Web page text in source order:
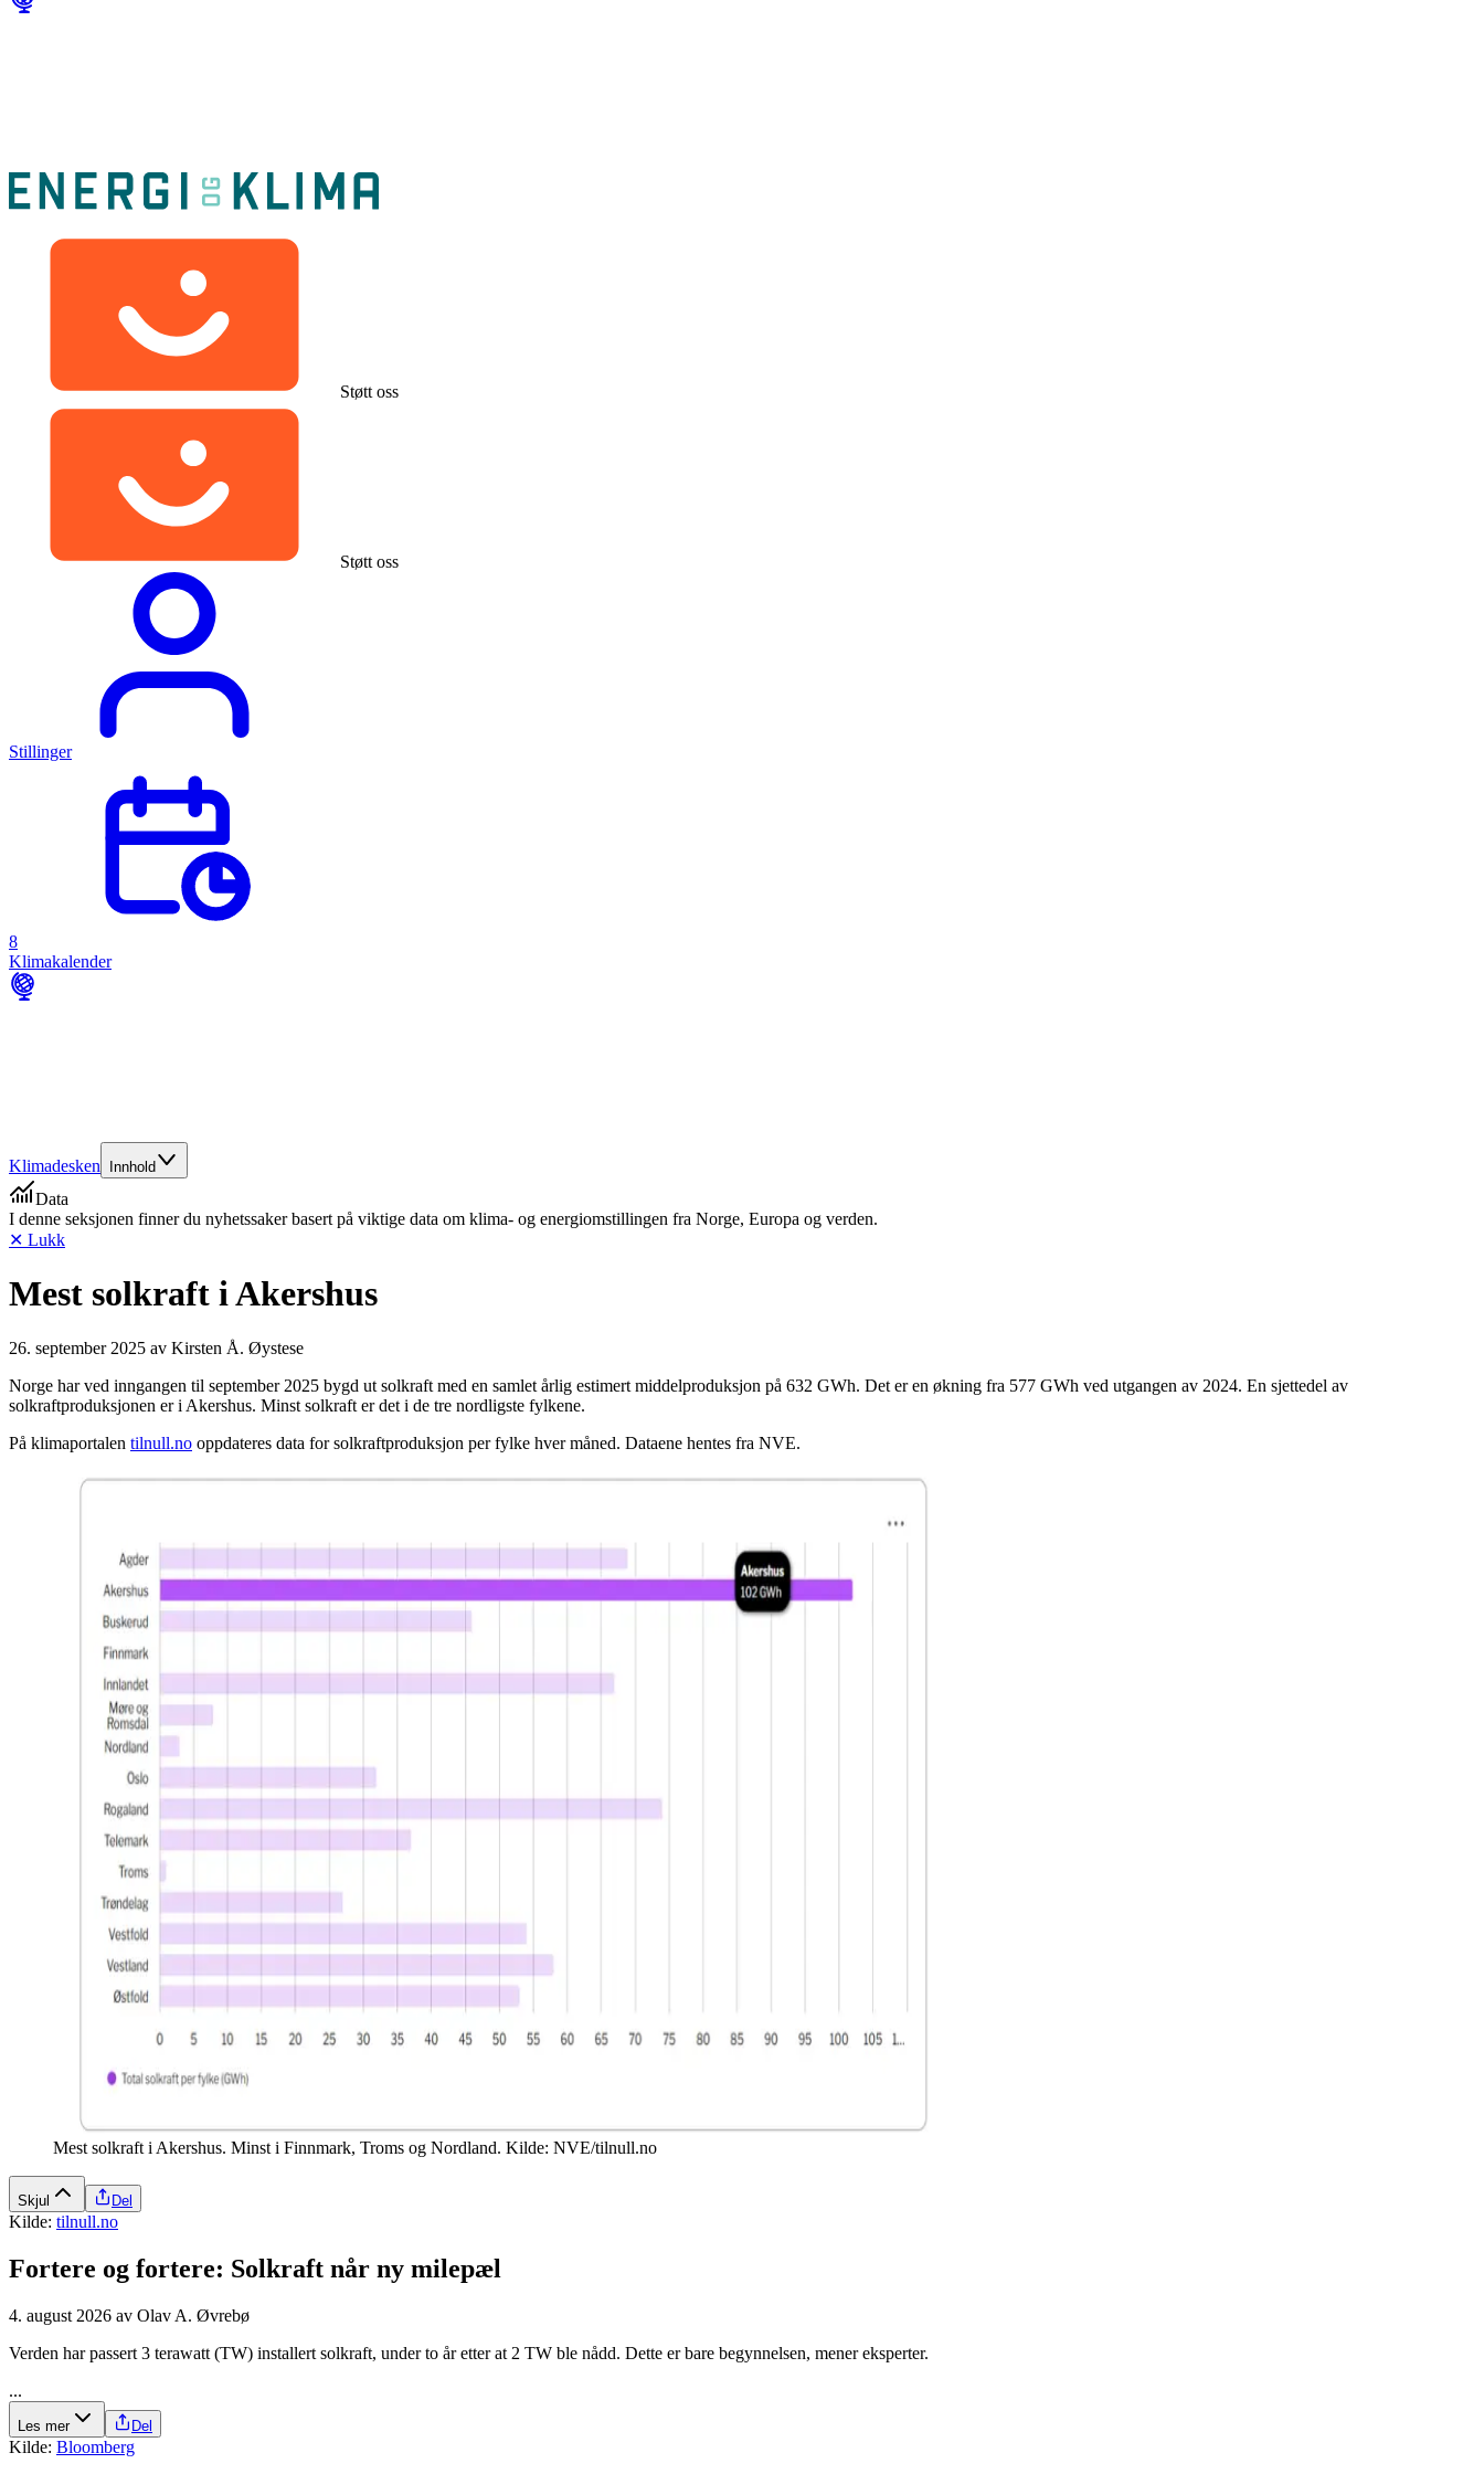
Støtt oss
Støtt oss
Stillinger
8
Klimakalender
Klimadesken Innhold
Data
I denne seksjonen finner du nyhetssaker basert på viktige data om klima- og energiomstillingen fra Norge, Europa og verden.
✕ Lukk
Mest solkraft i Akershus
26. september 2025 av Kirsten Å. Øystese
Norge har ved inngangen til september 2025 bygd ut solkraft med en samlet årlig estimert middelproduksjon på 632 GWh. Det er en økning fra 577 GWh ved utgangen av 2024. En sjettedel av
solkraftproduksjonen er i Akershus. Minst solkraft er det i de tre nordligste fylkene.
På klimaportalen tilnull.no oppdateres data for solkraftproduksjon per fylke hver måned. Dataene hentes fra NVE.
Mest solkraft i Akershus. Minst i Finnmark, Troms og Nordland. Kilde: NVE/tilnull.no
Skjul Del
Kilde: tilnull.no
Fortere og fortere: Solkraft når ny milepæl
4. august 2026 av Olav A. Øvrebø
Verden har passert 3 terawatt (TW) installert solkraft, under to år etter at 2 TW ble nådd. Dette er bare begynnelsen, mener eksperter.
...
Les mer Del
Kilde: Bloomberg